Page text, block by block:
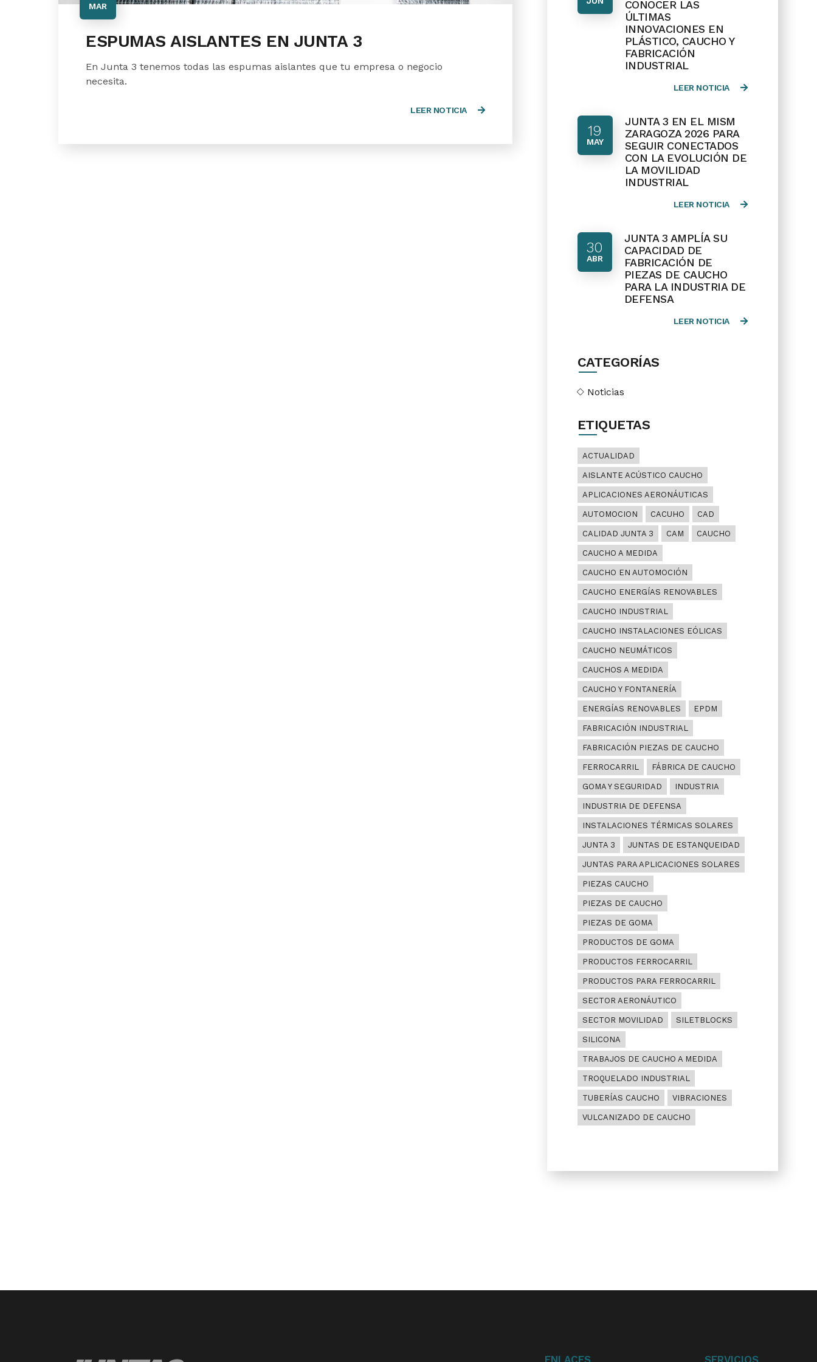
MAR
ESPUMAS AISLANTES EN JUNTA 3
En Junta 3 tenemos todas las espumas aislantes que tu empresa o negocio
necesita.
LEER NOTICIA
CONOCER LAS
ÚLTIMAS
INNOVACIONES EN
PLÁSTICO, CAUCHO Y
FABRICACIÓN
INDUSTRIAL
LEER NOTICIA
19
MAY
JUNTA 3 EN EL MISM
ZARAGOZA 2026 PARA
SEGUIR CONECTADOS
CON LA EVOLUCIÓN DE
LA MOVILIDAD
INDUSTRIAL
LEER NOTICIA
30
ABR
JUNTA 3 AMPLÍA SU
CAPACIDAD DE
FABRICACIÓN DE
PIEZAS DE CAUCHO
PARA LA INDUSTRIA DE
DEFENSA
LEER NOTICIA
CATEGORÍAS
Noticias
ETIQUETAS
ACTUALIDAD
AISLANTE ACÚSTICO CAUCHO
APLICACIONES AERONÁUTICAS
AUTOMOCION CACUHO CAD
CALIDAD JUNTA 3 CAM CAUCHO
CAUCHO A MEDIDA
CAUCHO EN AUTOMOCIÓN
CAUCHO ENERGÍAS RENOVABLES
CAUCHO INDUSTRIAL
CAUCHO INSTALACIONES EÓLICAS
CAUCHO NEUMÁTICOS
CAUCHOS A MEDIDA
CAUCHO Y FONTANERÍA
ENERGÍAS RENOVABLES EPDM
FABRICACIÓN INDUSTRIAL
FABRICACIÓN PIEZAS DE CAUCHO
FERROCARRIL FÁBRICA DE CAUCHO
GOMA Y SEGURIDAD INDUSTRIA
INDUSTRIA DE DEFENSA
INSTALACIONES TÉRMICAS SOLARES
JUNTA 3 JUNTAS DE ESTANQUEIDAD
JUNTAS PARA APLICACIONES SOLARES
PIEZAS CAUCHO
PIEZAS DE CAUCHO
PIEZAS DE GOMA
PRODUCTOS DE GOMA
PRODUCTOS FERROCARRIL
PRODUCTOS PARA FERROCARRIL
SECTOR AERONÁUTICO
SECTOR MOVILIDAD SILETBLOCKS
SILICONA
TRABAJOS DE CAUCHO A MEDIDA
TROQUELADO INDUSTRIAL
TUBERÍAS CAUCHO VIBRACIONES
VULCANIZADO DE CAUCHO
ENLACES SERVICIOS